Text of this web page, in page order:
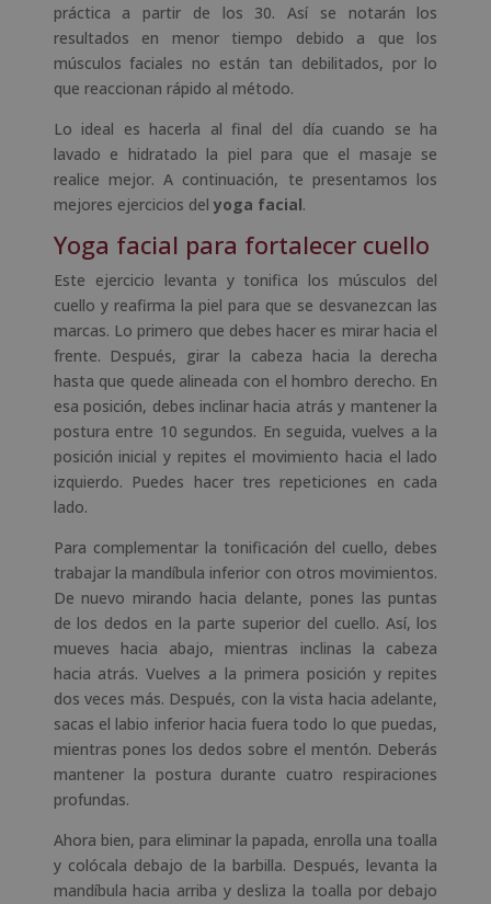
práctica a partir de los 30. Así se notarán los
resultados en menor tiempo debido a que los
músculos faciales no están tan debilitados, por lo
que reaccionan rápido al método.
Lo ideal es hacerla al final del día cuando se ha
lavado e hidratado la piel para que el masaje se
realice mejor. A continuación, te presentamos los
mejores ejercicios del yoga facial.
Yoga facial para fortalecer cuello
Este ejercicio levanta y tonifica los músculos del
cuello y reafirma la piel para que se desvanezcan las
marcas. Lo primero que debes hacer es mirar hacia el
frente. Después, girar la cabeza hacia la derecha
hasta que quede alineada con el hombro derecho. En
esa posición, debes inclinar hacia atrás y mantener la
postura entre 10 segundos. En seguida, vuelves a la
posición inicial y repites el movimiento hacia el lado
izquierdo. Puedes hacer tres repeticiones en cada
lado.
Para complementar la tonificación del cuello, debes
trabajar la mandíbula inferior con otros movimientos.
De nuevo mirando hacia delante, pones las puntas
de los dedos en la parte superior del cuello. Así, los
mueves hacia abajo, mientras inclinas la cabeza
hacia atrás. Vuelves a la primera posición y repites
dos veces más. Después, con la vista hacia adelante,
sacas el labio inferior hacia fuera todo lo que puedas,
mientras pones los dedos sobre el mentón. Deberás
mantener la postura durante cuatro respiraciones
profundas.
Ahora bien, para eliminar la papada, enrolla una toalla
y colócala debajo de la barbilla. Después, levanta la
mandíbula hacia arriba y desliza la toalla por debajo